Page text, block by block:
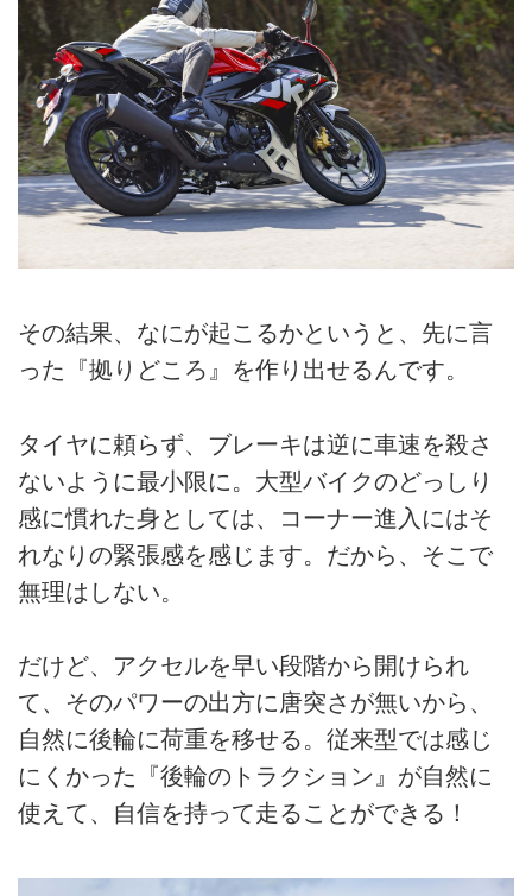
その結果、なにが起こるかというと、先に言
った『拠りどころ』を作り出せるんです。
タイヤに頼らず、ブレーキは逆に車速を殺さ
ないように最小限に。大型バイクのどっしり
感に慣れた身としては、コーナー進入にはそ
れなりの緊張感を感じます。だから、そこで
無理はしない。
だけど、アクセルを早い段階から開けられ
て、そのパワーの出方に唐突さが無いから、
自然に後輪に荷重を移せる。従来型では感じ
にくかった『後輪のトラクション』が自然に
使えて、自信を持って走ることができる！